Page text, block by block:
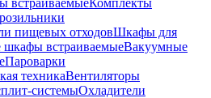
встраиваемыеКомплекты
пищевых отходовШкафы для
встраиваемыеВакуумные
Пароварки
техникаВентиляторы
системыОхладители